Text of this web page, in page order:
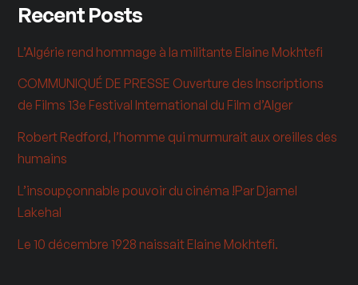
Recent Posts
L’Algérie rend hommage à la militante Elaine Mokhtefi
COMMUNIQUÉ DE PRESSE Ouverture des Inscriptions
de Films 13e Festival International du Film d’Alger
Robert Redford, l’homme qui murmurait aux oreilles des
humains
L’insoupçonnable pouvoir du cinéma !Par Djamel
Lakehal
Le 10 décembre 1928 naissait Elaine Mokhtefi.